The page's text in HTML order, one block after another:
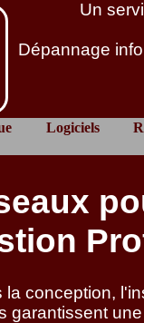
Un
Dépannage
Logiciels
conception,
garantissent